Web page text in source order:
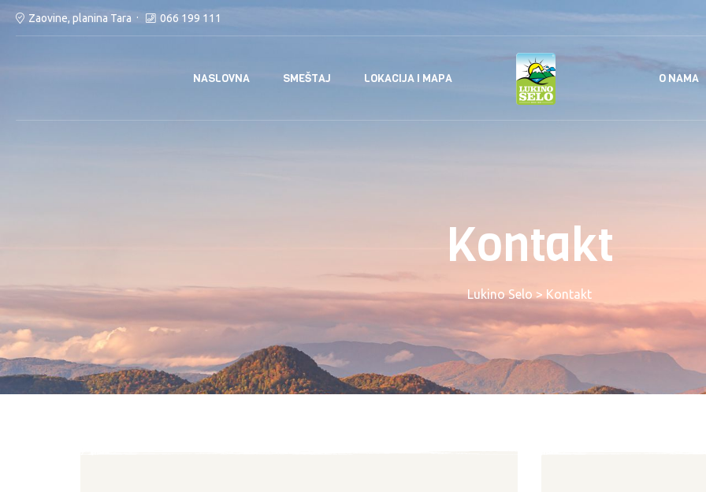
Zaovine, planina Tara 066 199 111
NASLOVNA SMEŠTAJ LOKACIJA I MAPA O NAMA
Kontakt
Lukino Selo > Kontakt